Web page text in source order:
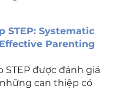
STEP: Systematic
Parenting
STEP được đánh giá
can thiệp có